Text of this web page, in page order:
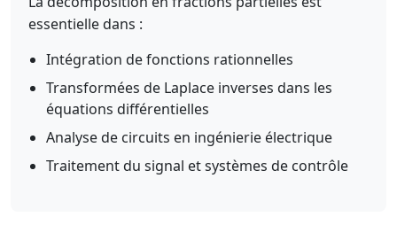
essentielle dans :
Intégration de fonctions rationnelles
Transformées de Laplace inverses dans les
équations différentielles
Analyse de circuits en ingénierie électrique
Traitement du signal et systèmes de contrôle